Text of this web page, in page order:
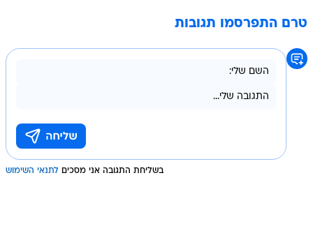
טרם התפרסמו תגובות
בשליחת התגובה אני מסכים לתנאי השימוש